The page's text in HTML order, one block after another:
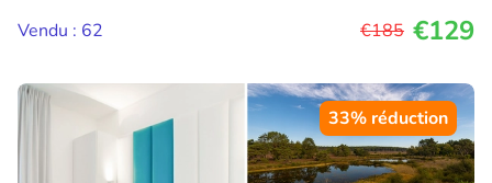
Vendu : 62
€185 €129
33% réduction